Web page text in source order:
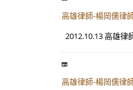
高雄律師-楊岡儒律
2012.10.13 高雄
高雄律師-楊岡儒律